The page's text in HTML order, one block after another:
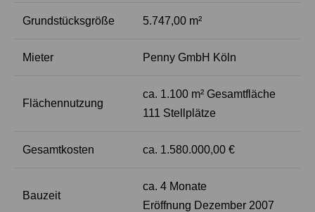
Grundstücksgröße 5.747,00 m²
Mieter Penny GmbH Köln
Flächennutzung
ca. 1.100 m² Gesamtfläche
111 Stellplätze
Gesamtkosten ca. 1.580.000,00 €
Bauzeit
ca. 4 Monate
Eröffnung Dezember 2007